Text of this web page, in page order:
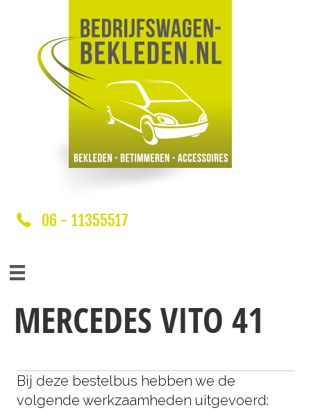
06 - 11355517
MERCEDES VITO 41
Bij deze bestelbus hebben we de
volgende werkzaamheden uitgevoerd: